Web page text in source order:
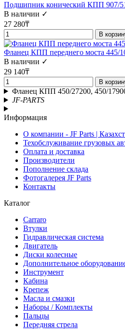
Подшипник конический КПП 907/
В наличии ✓
27 280₸
В
Фланец КПП переднего моста 445/
В наличии ✓
29 140₸
В
Фланец КПП 450/27200, 450/
JF-PARTS
Информация
О компании - JF Parts |
Техобслуживание грузовых
Оплата и доставка
Производители
Пополнение склада
Фотогалерея JF Parts
Контакты
Каталог
Carraro
Втулки
Гидравлическая система
Двигатель
Диски колесные
Дополнительное
Инструмент
Кабина
Крепеж
Масла и смазки
Наборы / Комплекты
Пальцы
Передняя стрела